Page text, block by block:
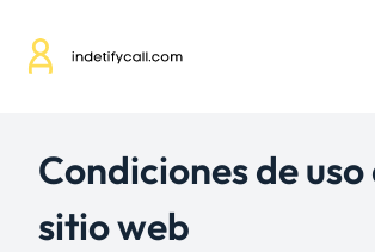
Condiciones de uso
sitio web